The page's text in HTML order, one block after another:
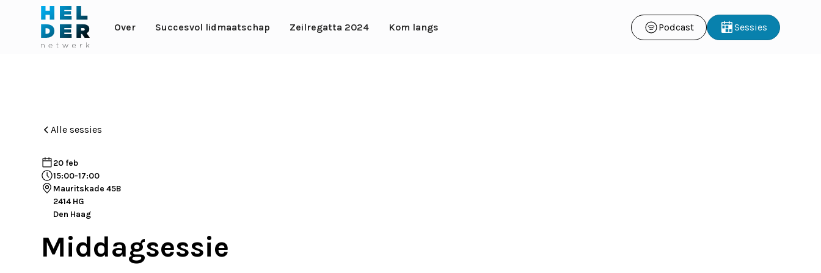
Over Succesvol lidmaatschap Zeilregatta 2024 Kom langs Podcast Sessies
Alle sessies
20 feb
15:00-17:00
Mauritskade 45B
2414 HG
Den Haag
Middagsessie